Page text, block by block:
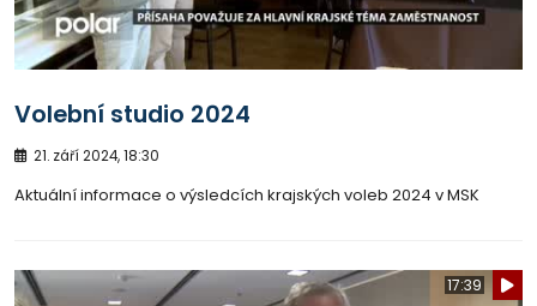
Volební studio 2024
21. září 2024, 18:30
Aktuální informace o výsledcích krajských voleb 2024 v MSK
17:39